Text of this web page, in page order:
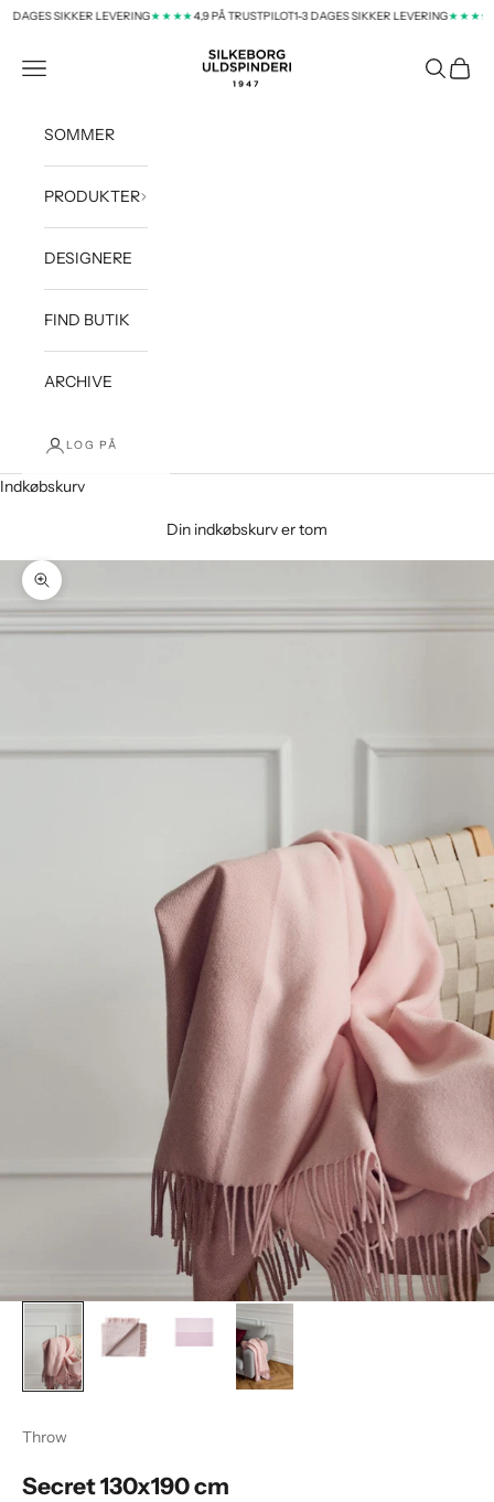
Spring til indhold
DAGES SIKKER LEVERING★★★★4,9 PÅ TRUSTPILOT1-3 DAGES SIKKER LEVERING★★★★
silkeborg-uld-dk
Menu Søg
SOMMER
PRODUKTER
DESIGNERE
FIND BUTIK
ARCHIVE
LOG PÅ
Indkøbskurv
Din indkøbskurv er tom
Zoom
Throw
Secret 130x190 cm